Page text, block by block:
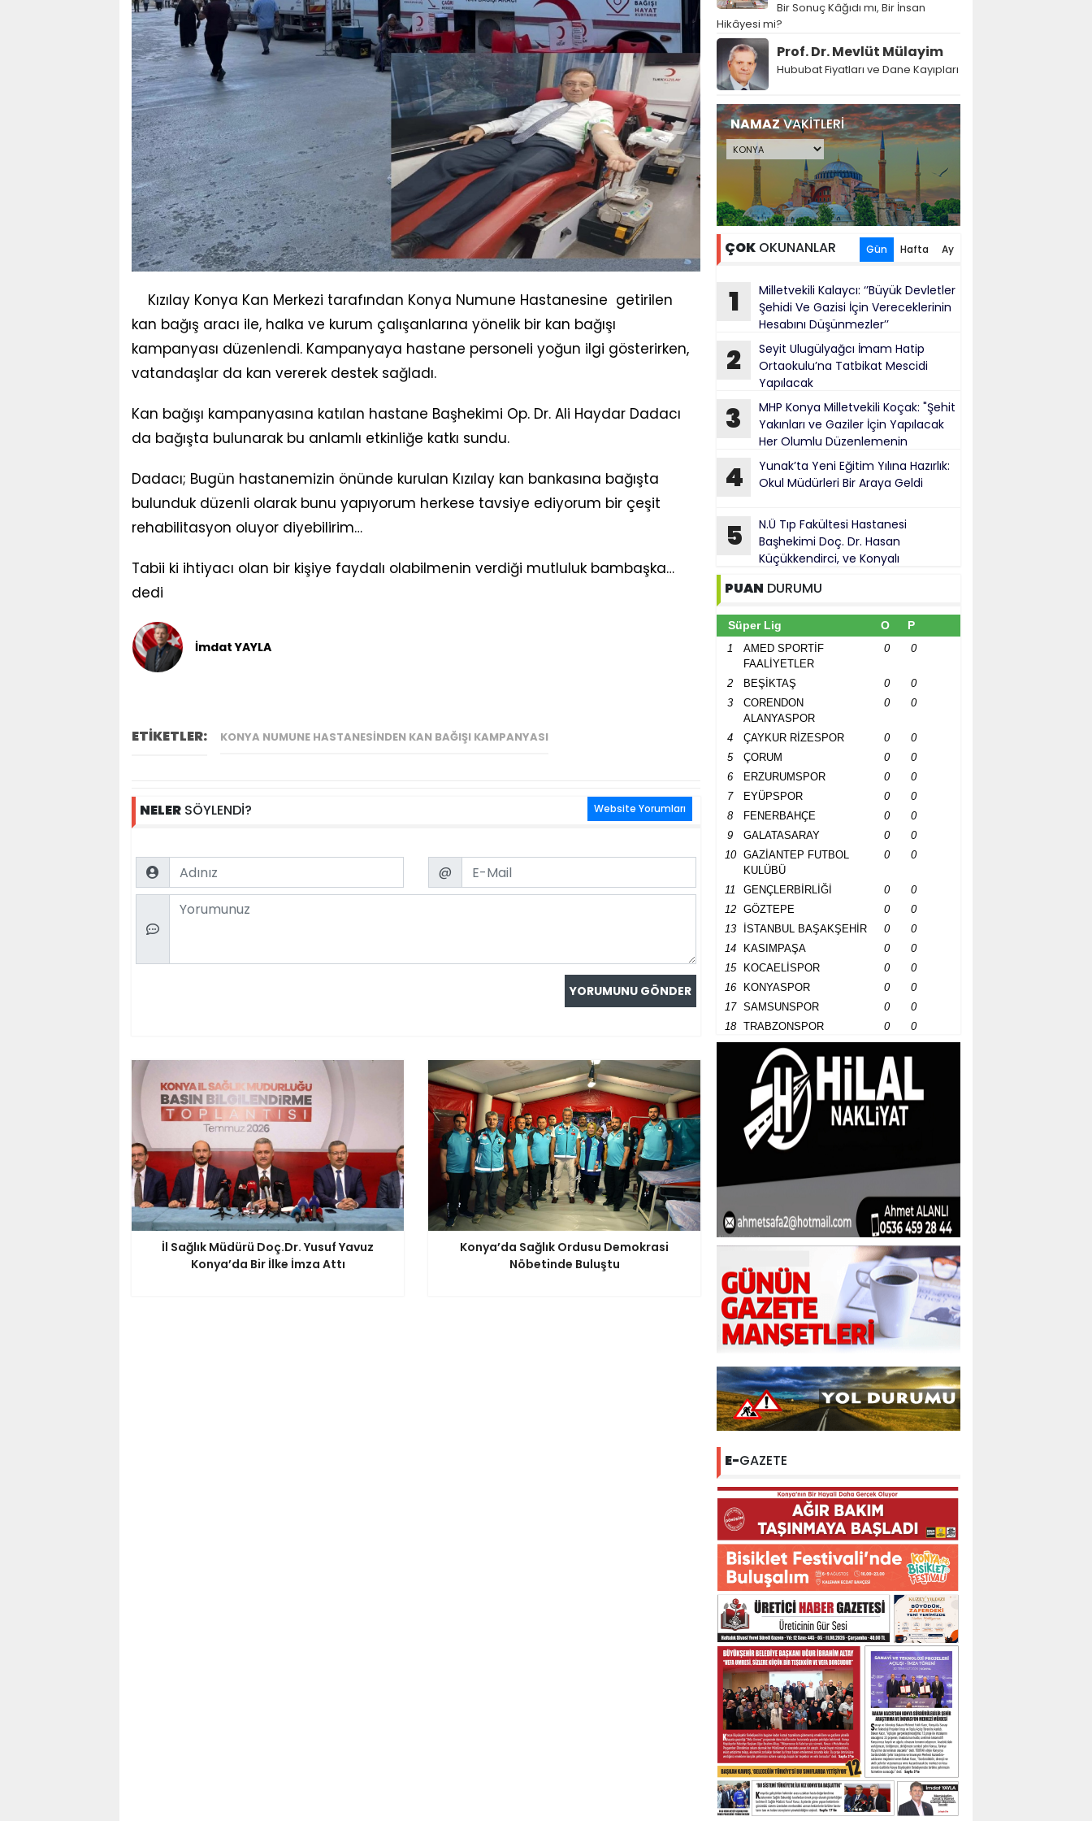
Kızılay Konya Kan Merkezi tarafından Konya Numune Hastanesine getirilen
kan bağış aracı ile, halka ve kurum çalışanlarına yönelik bir kan bağışı
kampanyası düzenlendi. Kampanyaya hastane personeli yoğun ilgi gösterirken,
vatandaşlar da kan vererek destek sağladı.
Kan bağışı kampanyasına katılan hastane Başhekimi Op. Dr. Ali Haydar Dadacı
da bağışta bulunarak bu anlamlı etkinliğe katkı sundu.
Dadacı; Bugün hastanemizin önünde kurulan Kızılay kan bankasına bağışta
bulunduk düzenli olarak bunu yapıyorum herkese tavsiye ediyorum bir çeşit
rehabilitasyon oluyor diyebilirim…
Tabii ki ihtiyacı olan bir kişiye faydalı olabilmenin verdiği mutluluk bambaşka…
dedi
İmdat YAYLA
ETİKETLER: KONYA NUMUNE HASTANESINDEN KAN BAĞIŞI KAMPANYASI
NELER SÖYLENDİ? Website Yorumları
Name Email
@
Comment
İl Sağlık Müdürü Doç.Dr. Yusuf Yavuz
Konya’da Bir İlke İmza Attı
Konya’da Sağlık Ordusu Demokrasi
Nöbetinde Buluştu
Bir Sonuç Kâğıdı mı, Bir İnsan
Hikâyesi mi?
Prof. Dr. Mevlüt Mülayim
Hububat Fiyatları ve Dane Kayıpları
NAMAZVAKİTLERİ
ÇOK OKUNANLAR Gün Hafta Ay
1
Milletvekili Kalaycı: ‘’Büyük Devletler
Şehidi Ve Gazisi İçin Vereceklerinin
Hesabını Düşünmezler’’
2
Seyit Ulugülyağcı İmam Hatip
Ortaokulu’na Tatbikat Mescidi
Yapılacak
3
MHP Konya Milletvekili Koçak: "Şehit
Yakınları ve Gaziler İçin Yapılacak
Her Olumlu Düzenlemenin
Yanındayız"
4
Yunak’ta Yeni Eğitim Yılına Hazırlık:
Okul Müdürleri Bir Araya Geldi
5
N.Ü Tıp Fakültesi Hastanesi
Başhekimi Doç. Dr. Hasan
Küçükkendirci, ve Konyalı
bürokratlar, Konya Cumhuriyet Başsavcısı
Mehmet Uzun’a hayırlı olsun ziyareti
PUAN DURUMU
Süper Lig O P
1
AMED SPORTİF
FAALİYETLER
0 0
2 BEŞİKTAŞ 0
0
3
CORENDON
ALANYASPOR
0 0
4 ÇAYKUR RİZESPOR 0
0
5
ÇORUM 0
0
6
ERZURUMSPOR 0
0
7
EYÜPSPOR 0
0
8
FENERBAHÇE 0
0
9
GALATASARAY 0
0
10
GAZİANTEP FUTBOL
KULÜBÜ
0 0
11 GENÇLERBİRLİĞİ 0
0
12
GÖZTEPE 0
0
13
İSTANBUL BAŞAKŞEHİR 0
0
14
KASIMPAŞA 0
0
15
KOCAELİSPOR 0
0
16
KONYASPOR 0
0
17
SAMSUNSPOR 0
0
18
TRABZONSPOR 0 0
E-GAZETE